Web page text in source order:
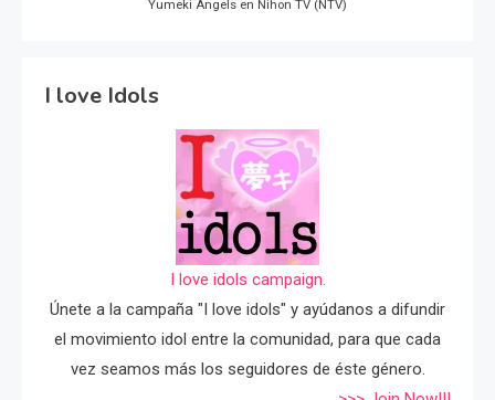
Yumeki Angels en Nihon TV (NTV)
I love Idols
I love idols campaign.
Únete a la campaña "I love idols" y ayúdanos a difundir
el movimiento idol entre la comunidad, para que cada
vez seamos más los seguidores de éste género.